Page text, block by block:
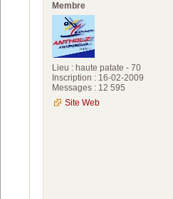
Membre
Lieu : haute patate - 70
Inscription : 16-02-2009
Messages : 12 595
Site Web